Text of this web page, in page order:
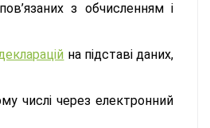
з обчисленням і
на підставі даних,
числі через електронний